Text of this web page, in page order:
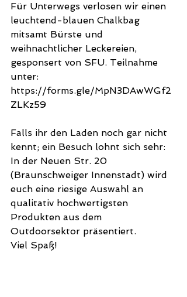
Für Unterwegs verlosen wir einen
leuchtend-blauen Chalkbag
mitsamt Bürste und
weihnachtlicher Leckereien,
gesponsert von SFU. Teilnahme
unter:
https://forms.gle/MpN3DAwWGf2
ZLKz59
Falls ihr den Laden noch gar nicht
kennt; ein Besuch lohnt sich sehr:
In der Neuen Str. 20
(Braunschweiger Innenstadt) wird
euch eine riesige Auswahl an
qualitativ hochwertigsten
Produkten aus dem
Outdoorsektor präsentiert.
Viel Spaß!